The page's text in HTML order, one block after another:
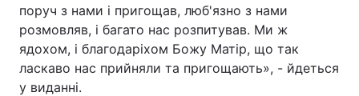
поруч з нами і пригощав, люб'язно з нами
розмовляв, і багато нас розпитував. Ми ж
ядохом, і благодаріхом Божу Матір, що так
ласкаво нас прийняли та пригощають», - йдеться
у виданні.